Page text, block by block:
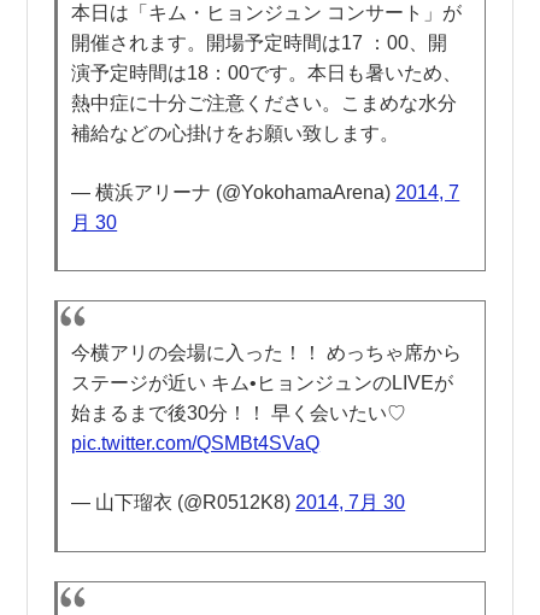
本日は「キム・ヒョンジュン コンサート」が
開催されます。開場予定時間は17 ：00、開
演予定時間は18：00です。本日も暑いため、
熱中症に十分ご注意ください。こまめな水分
補給などの心掛けをお願い致します。
— 横浜アリーナ (@YokohamaArena) 2014, 7
月 30
今横アリの会場に入った！！ めっちゃ席から
ステージが近い キム•ヒョンジュンのLIVEが
始まるまで後30分！！ 早く会いたい♡
pic.twitter.com/QSMBt4SVaQ
— 山下瑠衣 (@R0512K8)2014, 7月 30